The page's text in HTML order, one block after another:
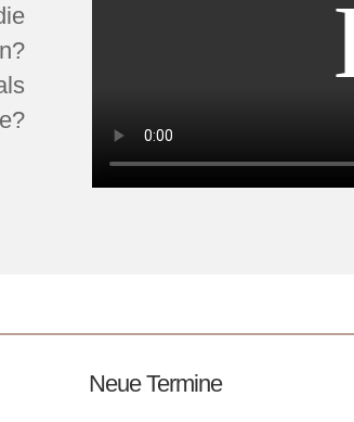
Neue Termine